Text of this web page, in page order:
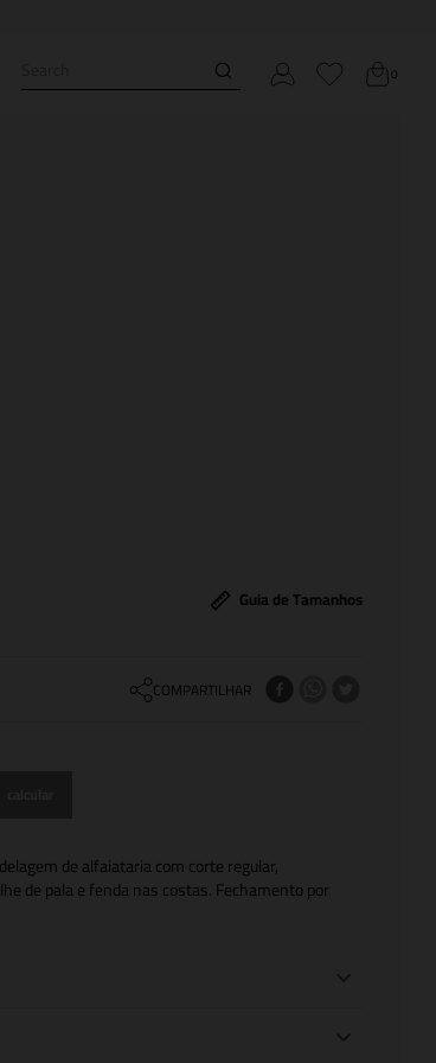
0
Guia de Tamanhos
COMPARTILHAR
de alfaiataria com corte regular,
de pala e fenda nas costas. Fechamento por